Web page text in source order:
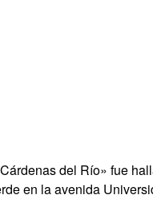
del Río» fue
en la avenida